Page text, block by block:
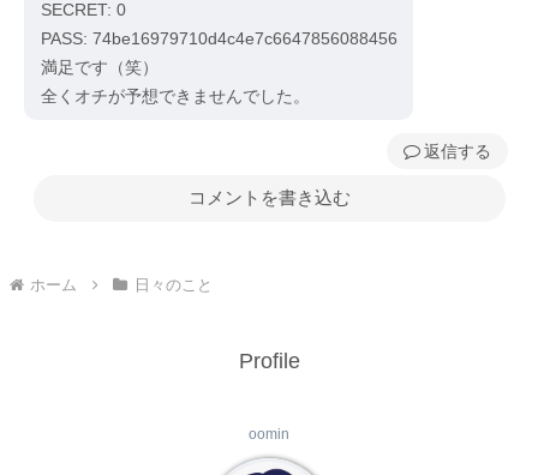
SECRET: 0
PASS: 74be16979710d4c4e7c6647856088456
満足です（笑）
全くオチが予想できませんでした。
返信
コメントを書き込む
ホーム 日々のこと
Profile
oomin